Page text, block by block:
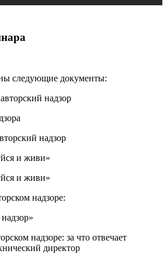
следующие документы:
надзор
надзор
надзоре:
надзоре: за что отвечает
директор